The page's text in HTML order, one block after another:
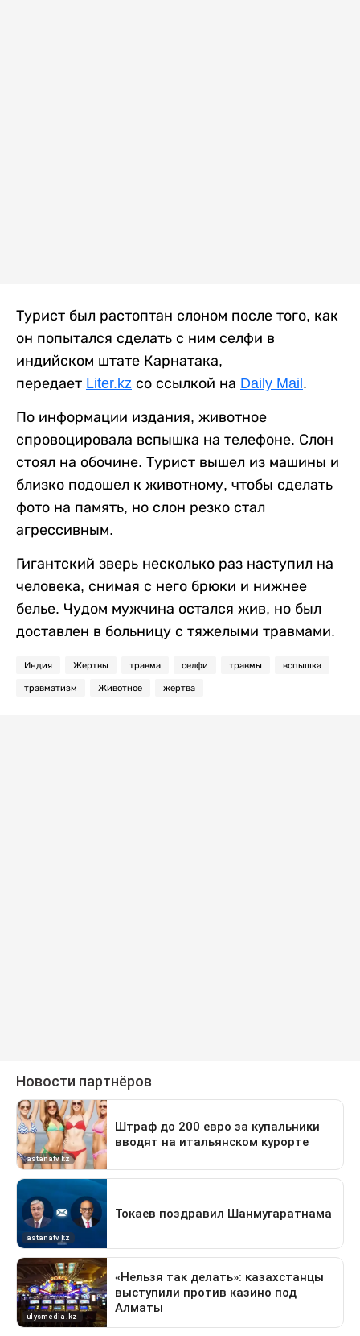
Турист был растоптан слоном после того, как
он попытался сделать с ним селфи в
индийском штате Карнатака,
передает Liter.kz со ссылкой на Daily Mail .
По информации издания, животное
спровоцировала вспышка на телефоне. Слон
стоял на обочине. Турист вышел из машины и
близко подошел к животному, чтобы сделать
фото на память, но слон резко стал
агрессивным.
Гигантский зверь несколько раз наступил на
человека, снимая с него брюки и нижнее
белье. Чудом мужчина остался жив, но был
доставлен в больницу с тяжелыми травмами.
Индия Жертвы травма селфи травмы вспышка
травматизм Животное жертва